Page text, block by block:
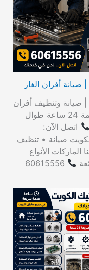
الكويت 24 ساعة | صيانة وتنظيف أفران
خدمة 24 ساعة طوال
اتصل الآن:
صيانة • تنظيف
خدماتنا الماركات الأنواع
60615556